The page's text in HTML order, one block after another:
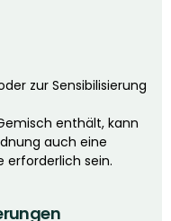
zur Sensibilisierung
enthält, kann
auch eine
erforderlich sein.